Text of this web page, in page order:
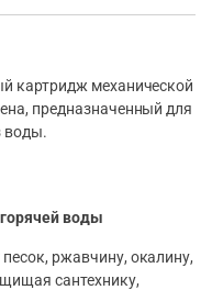
картридж механической
предназначенный для
воды.
воды
ржавчину, окалину,
сантехнику,